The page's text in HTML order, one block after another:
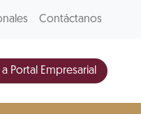
Contáctanos
Portal Empresarial